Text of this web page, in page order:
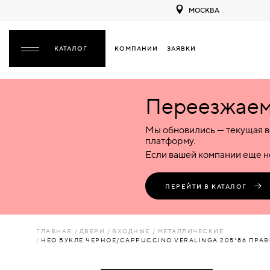
МОСКВА
КОМПАНИИ ЗАЯВКИ
НАЗАД
ПЛАСТИКОВЫЕ
КОМБИНИРОВАННЫЕ
ЛЮКИ
Межкомнатные
Деревянные
Пластиковые
Комбинированные
Входные
Металлические
Пластиковые
Стеклянные
Комбинированные
Специализированные
Металлические
Пластиковые
Стеклянные
Комбинированные
Мы обновились — текущая
платформу.
Если вашей компании еще
ПЕРЕЙТИ В КАТАЛОГ
ГЛАВНАЯ ДВЕРИ ВХОДНЫЕ
МЕТАЛЛИЧЕСКИЕ
НЕО БУКЛЕ ЧЕРНОЕ/CAPPUCCINO VERALINGA 205*86